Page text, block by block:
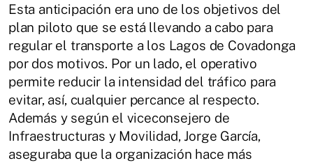
Esta anticipación era uno de los objetivos del
plan piloto que se está llevando a cabo para
regular el transporte a los Lagos de Covadonga
por dos motivos. Por un lado, el operativo
permite reducir la intensidad del tráfico para
evitar, así, cualquier percance al respecto.
Además y según el viceconsejero de
Infraestructuras y Movilidad, Jorge García,
aseguraba que la organización hace más